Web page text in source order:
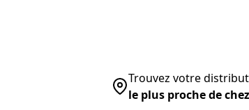
Trouvez votre
le plus proche de